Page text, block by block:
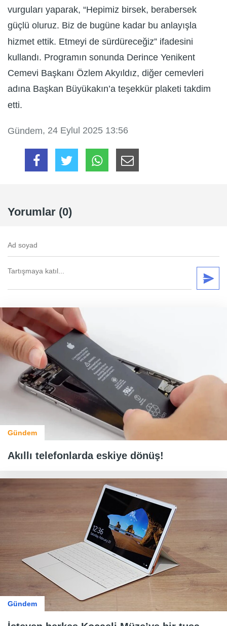
vurguları yaparak, “Hepimiz birsek, berabersek
güçlü oluruz. Biz de bugüne kadar bu anlayışla
hizmet ettik. Etmeyi de sürdüreceğiz” ifadesini
kullandı. Programın sonunda Derince Yenikent
Cemevi Başkanı Özlem Akyıldız, diğer cemevleri
adına Başkan Büyükakın’a teşekkür plaketi takdim
etti.
Gündem, 24 Eylul 2025 13:56
Yorumlar (0)
Gündem
Akıllı telefonlarda eskiye dönüş!
Gündem